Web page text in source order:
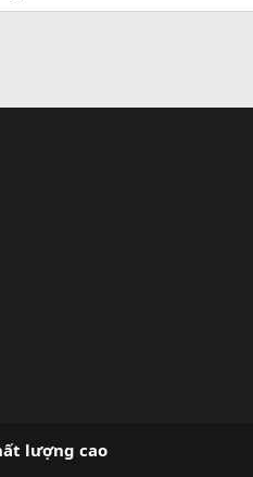
lượng cao